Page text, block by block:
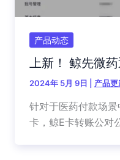
产品动态
上新！ 鲸先微
2024年 5月 9日 产品更
针对于医药付款场
卡，鲸E卡转账公对